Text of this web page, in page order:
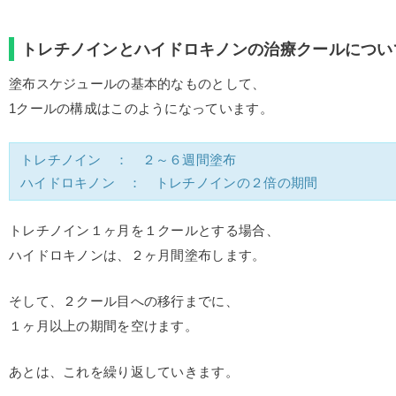
トレチノインとハイドロキノンの治療クールにつ
塗布スケジュールの基本的なものとして、
1クールの構成はこのようになっています。
トレチノイン ： ２～６週間塗布
ハイドロキノン ： トレチノインの２倍の期間
トレチノイン１ヶ月を１クールとする場合、
ハイドロキノンは、２ヶ月間塗布します。
そして、２クール目への移行までに、
１ヶ月以上の期間を空けます。
あとは、これを繰り返していきます。